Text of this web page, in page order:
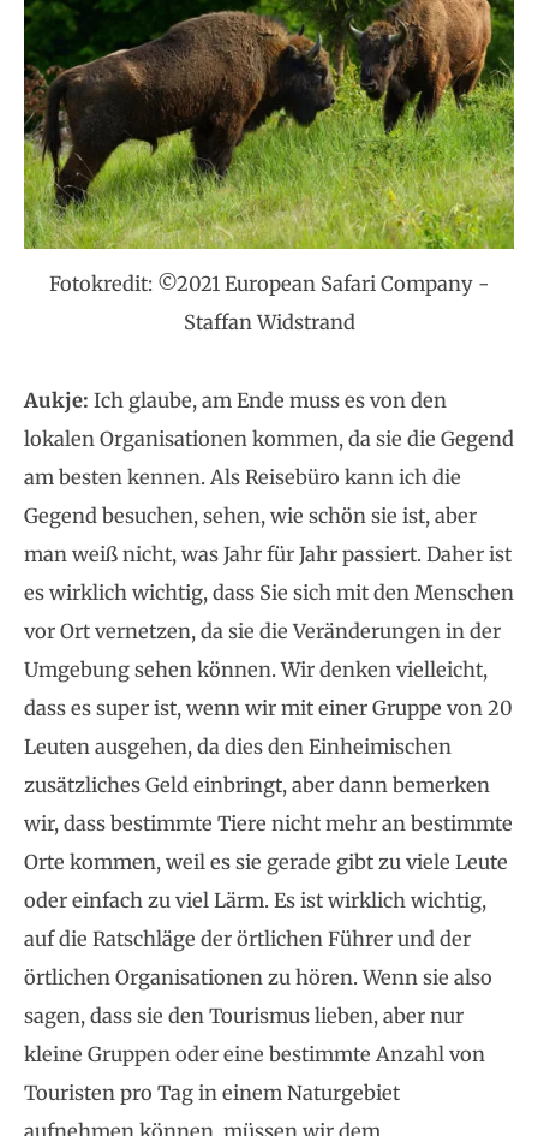
Fotokredit: ©2021 European Safari Company -
Staffan Widstrand
Aukje: Ich glaube, am Ende muss es von den
lokalen Organisationen kommen, da sie die Gegend
am besten kennen. Als Reisebüro kann ich die
Gegend besuchen, sehen, wie schön sie ist, aber
man weiß nicht, was Jahr für Jahr passiert. Daher ist
es wirklich wichtig, dass Sie sich mit den Menschen
vor Ort vernetzen, da sie die Veränderungen in der
Umgebung sehen können. Wir denken vielleicht,
dass es super ist, wenn wir mit einer Gruppe von 20
Leuten ausgehen, da dies den Einheimischen
zusätzliches Geld einbringt, aber dann bemerken
wir, dass bestimmte Tiere nicht mehr an bestimmte
Orte kommen, weil es sie gerade gibt zu viele Leute
oder einfach zu viel Lärm. Es ist wirklich wichtig,
auf die Ratschläge der örtlichen Führer und der
örtlichen Organisationen zu hören. Wenn sie also
sagen, dass sie den Tourismus lieben, aber nur
kleine Gruppen oder eine bestimmte Anzahl von
Touristen pro Tag in einem Naturgebiet